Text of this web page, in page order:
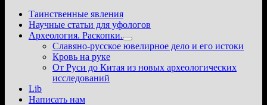
Таинственные явления
Научные статьи для уфологов
Археология. Раскопки.
Показать
подменю
Славяно-русское ювелирное дело и его истоки
Кровь на руке
От Руси до Китая из новых археологических
исследований
Lib
Написать нам